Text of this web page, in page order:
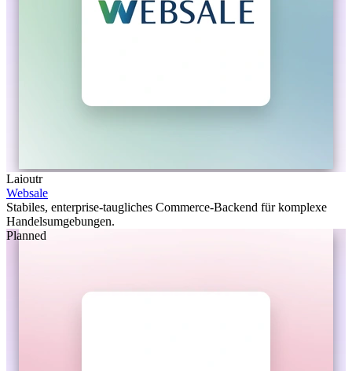
Laioutr
Websale
Stabiles, enterprise-taugliches Commerce-Backend für komplexe
Handelsumgebungen.
Planned